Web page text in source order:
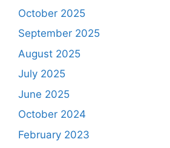
October 2025
September 2025
August 2025
July 2025
June 2025
October 2024
February 2023